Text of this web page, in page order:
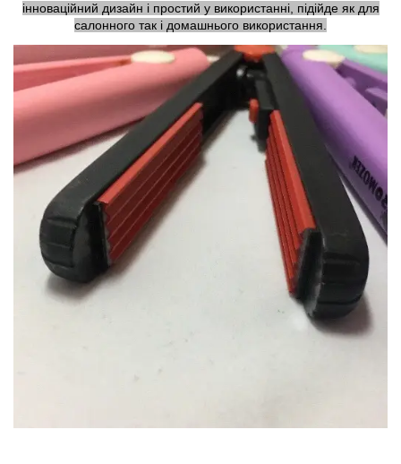
інноваційний дизайн і простий у використанні, підійде як для
салонного так і домашнього використання.